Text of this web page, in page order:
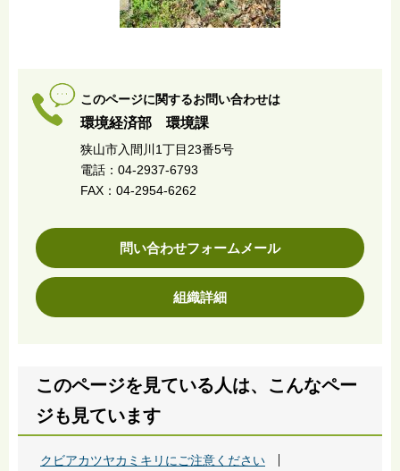
このページに関するお問い合わせは
環境経済部 環境課
狭山市入間川1丁目23番5号
電話：04-2937-6793
FAX：04-2954-6262
問い合わせフォームメール
組織詳細
このページを見ている人は、こんなペー
ジも見ています
クビアカツヤカミキリにご注意ください